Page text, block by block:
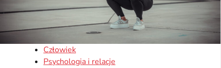
Człowiek
Psychologia i relacje